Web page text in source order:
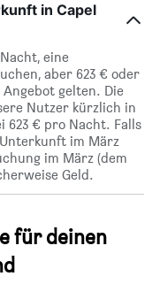
in Capel
eine
aber 623 € oder
gelten. Die
Nutzer kürzlich in
623 € pro Nacht. Falls
im März
im März (dem
Geld.
für deinen